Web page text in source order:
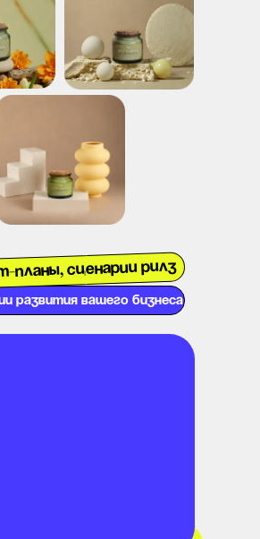
планы, сценарии рилз
развития вашего бизнеса